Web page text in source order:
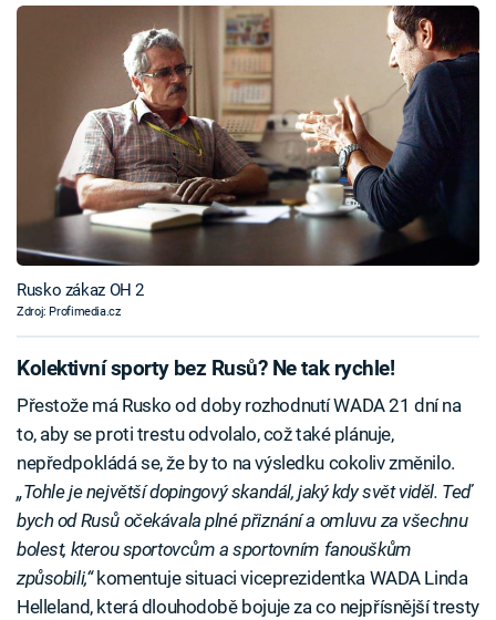
Rusko zákaz OH 2
Zdroj: Profimedia.cz
Kolektivní sporty bez Rusů? Ne tak rychle!
Přestože má Rusko od doby rozhodnutí WADA 21 dní na
to, aby se proti trestu odvolalo, což také plánuje,
nepředpokládá se, že by to na výsledku cokoliv změnilo.
„Tohle je největší dopingový skandál, jaký kdy svět viděl. Teď
bych od Rusů očekávala plné přiznání a omluvu za všechnu
bolest, kterou sportovcům a sportovním fanouškům
způsobili,“komentuje situaci viceprezidentka WADA Linda
Helleland, která dlouhodobě bojuje za co nejpřísnější tresty